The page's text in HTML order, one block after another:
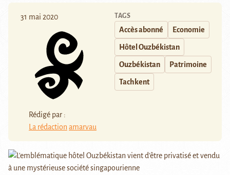
31 mai 2020
Rédigé par :
La rédaction amarvau
TAGS
Accès abonné Economie
Hôtel Ouzbékistan
Ouzbékistan Patrimoine
Tachkent